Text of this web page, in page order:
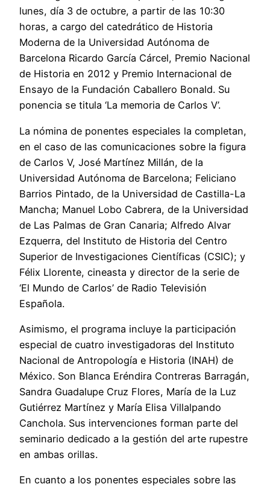
lunes, día 3 de octubre, a partir de las 10:30
horas, a cargo del catedrático de Historia
Moderna de la Universidad Autónoma de
Barcelona Ricardo García Cárcel, Premio Nacional
de Historia en 2012 y Premio Internacional de
Ensayo de la Fundación Caballero Bonald. Su
ponencia se titula ‘La memoria de Carlos V’.
La nómina de ponentes especiales la completan,
en el caso de las comunicaciones sobre la figura
de Carlos V, José Martínez Millán, de la
Universidad Autónoma de Barcelona; Feliciano
Barrios Pintado, de la Universidad de Castilla-La
Mancha; Manuel Lobo Cabrera, de la Universidad
de Las Palmas de Gran Canaria; Alfredo Alvar
Ezquerra, del Instituto de Historia del Centro
Superior de Investigaciones Científicas (CSIC); y
Félix Llorente, cineasta y director de la serie de
‘El Mundo de Carlos’ de Radio Televisión
Española.
Asimismo, el programa incluye la participación
especial de cuatro investigadoras del Instituto
Nacional de Antropología e Historia (INAH) de
México. Son Blanca Eréndira Contreras Barragán,
Sandra Guadalupe Cruz Flores, María de la Luz
Gutiérrez Martínez y María Elisa Villalpando
Canchola. Sus intervenciones forman parte del
seminario dedicado a la gestión del arte rupestre
en ambas orillas.
En cuanto a los ponentes especiales sobre las